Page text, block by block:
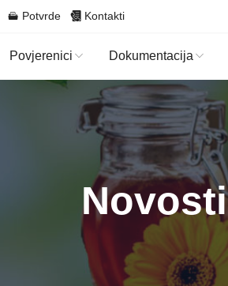
Potvrde Kontakti
Povjerenici Dokumentacija
Novosti